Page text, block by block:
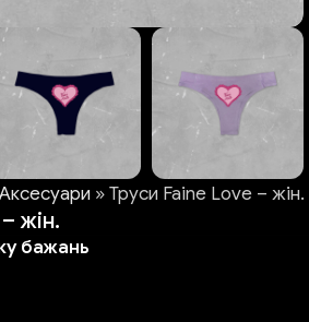
»Труси Faine Love – жін.
жін.
бажань